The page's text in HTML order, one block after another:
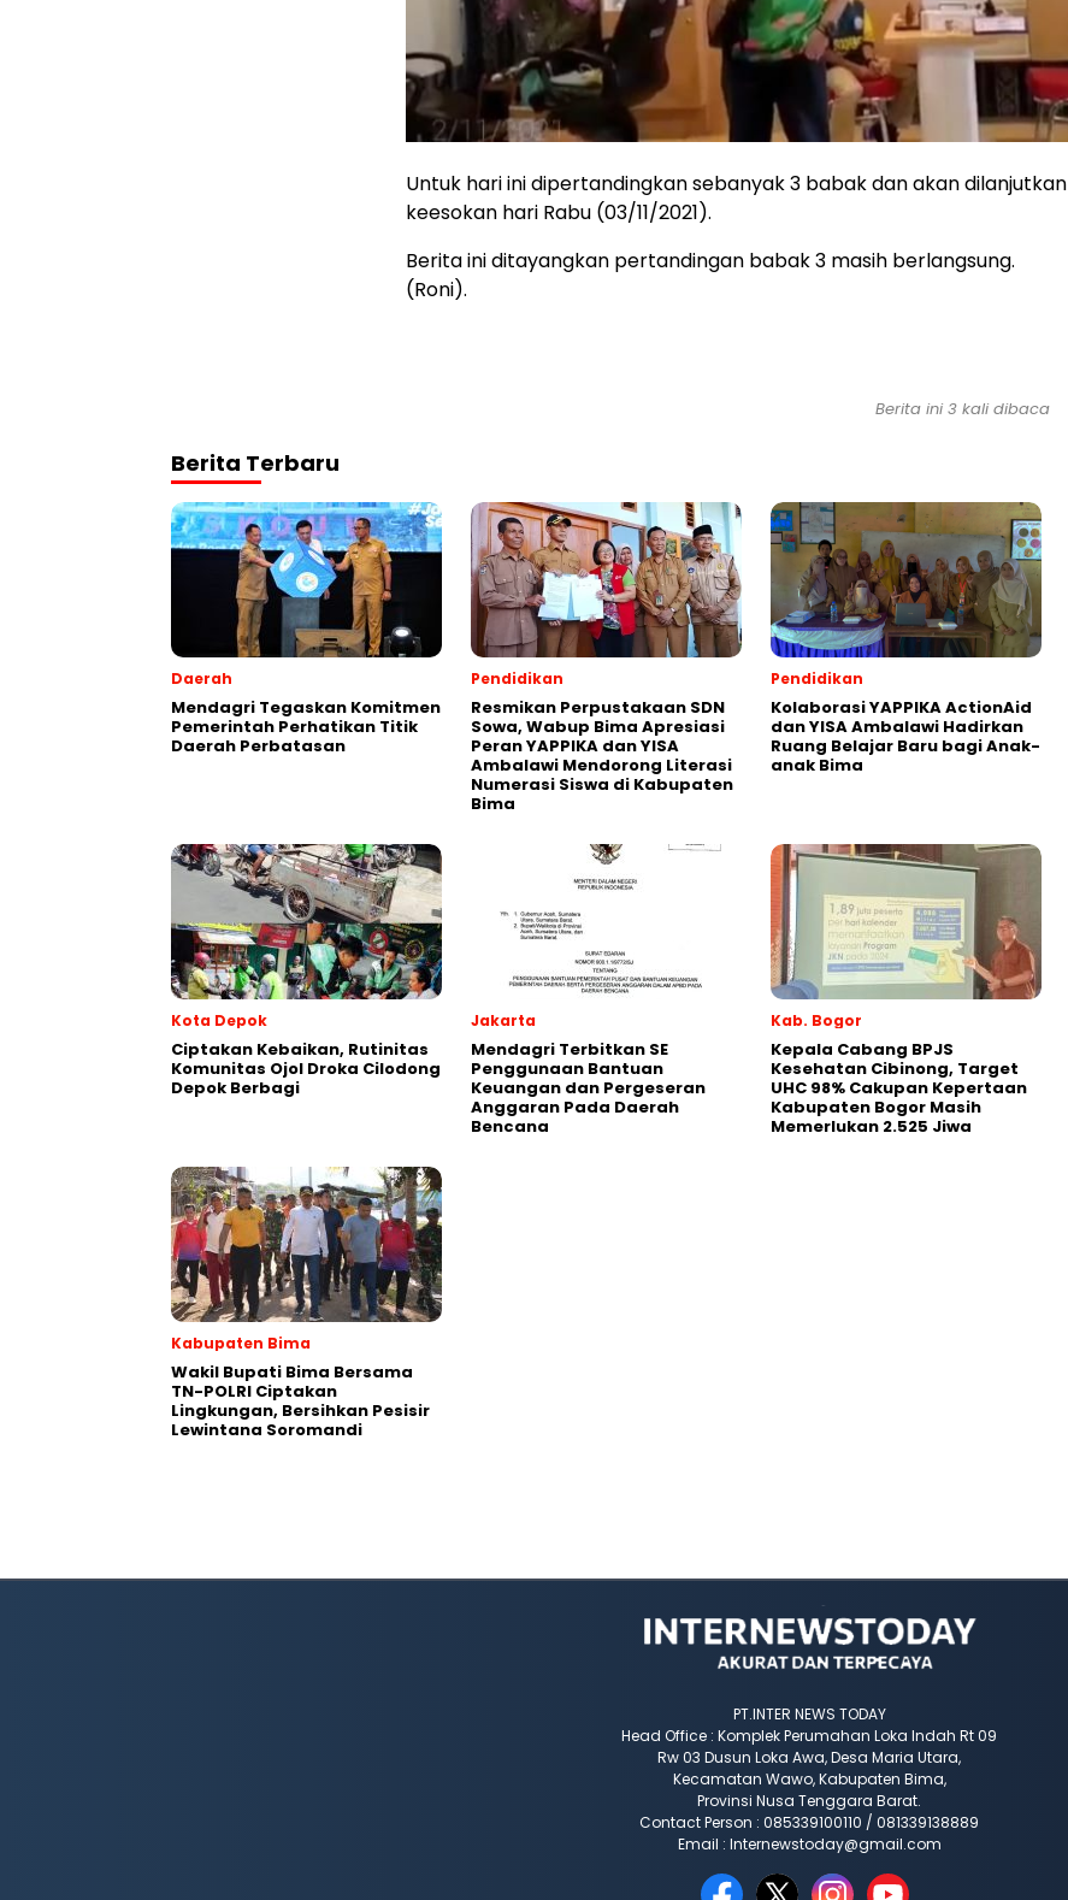
Untuk hari ini dipertandingkan sebanyak 3 babak dan akan dilanjutkan
keesokan hari Rabu (03/11/2021).
Berita ini ditayangkan pertandingan babak 3 masih berlangsung.
(Roni).
Berita ini 3 kali dibaca
Berita Terbaru
Daerah
Mendagri Tegaskan Komitmen
Pemerintah Perhatikan Titik
Daerah Perbatasan
Pendidikan
Resmikan Perpustakaan SDN
Sowa, Wabup Bima Apresiasi
Peran YAPPIKA dan YISA
Ambalawi Mendorong Literasi
Numerasi Siswa di Kabupaten
Bima
Pendidikan
Kolaborasi YAPPIKA ActionAid
dan YISA Ambalawi Hadirkan
Ruang Belajar Baru bagi Anak-
anak Bima
Kota Depok
Ciptakan Kebaikan, Rutinitas
Komunitas Ojol Droka Cilodong
Depok Berbagi
Jakarta
Mendagri Terbitkan SE
Penggunaan Bantuan
Keuangan dan Pergeseran
Anggaran Pada Daerah
Bencana
Kab. Bogor
Kepala Cabang BPJS
Kesehatan Cibinong, Target
UHC 98% Cakupan Kepertaan
Kabupaten Bogor Masih
Memerlukan 2.525 Jiwa
Kabupaten Bima
Wakil Bupati Bima Bersama
TN-POLRI Ciptakan
Lingkungan, Bersihkan Pesisir
Lewintana Soromandi
PT.INTER NEWS TODAY
Head Office : Komplek Perumahan Loka Indah Rt 09
Rw 03 Dusun Loka Awa, Desa Maria Utara,
Kecamatan Wawo, Kabupaten Bima,
Provinsi Nusa Tenggara Barat.
Contact Person : 085339100110 / 081339138889
Email : Internewstoday@gmail.com